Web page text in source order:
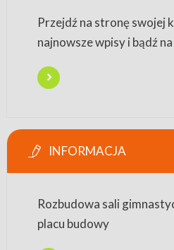
Przejdź na stronę swojej
najnowsze wpisy i bądź
INFORMACJA
Rozbudowa sali
placu budowy